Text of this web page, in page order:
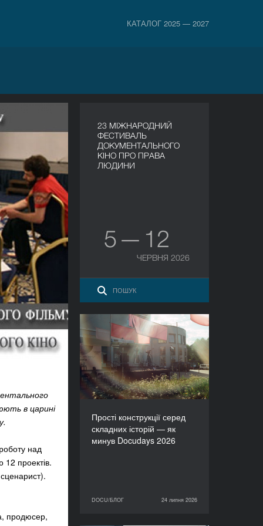
КАТАЛОГ 2025 — 2027
в царині
над
12 проектів.
продюсер,
23 МІЖНАРОДНИЙ
ФЕСТИВАЛЬ
ДОКУМЕНТАЛЬНОГО
КІНО ПРО ПРАВА
ЛЮДИНИ
5 — 12
ЧЕРВНЯ 2026
Прості конструкції серед
складних історій — як
минув Docudays 2026
DOCU/БЛОГ 24 липня 2026
Прості конструкції серед
складних історій — як
минув Docudays 2026
DOCU/БЛОГ
24 липня 2026